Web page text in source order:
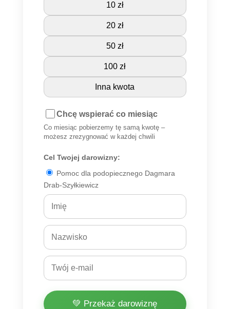
10 zł
20 zł
50 zł
100 zł
Inna kwota
Chcę wspierać co miesiąc
Co miesiąc pobierzemy tę samą kwotę –
możesz zrezygnować w każdej chwili
Cel Twojej darowizny:
Pomoc dla podopiecznego Dagmara
Drab-Szyłkiewicz
💚 Przekaż darowiznę